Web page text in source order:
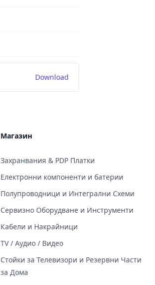
Download
Магазин
Захранвания & PDP Платки
Електронни компоненти и батерии
Полупроводници и Интегрални Схеми
Сервизно Оборудване и Инструменти
Кабели и Накрайници
TV / Аудио / Видео
Стойки за Телевизори и Резервни Части
за Дома